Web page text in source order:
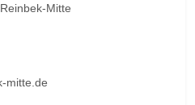
Mitte
mitte.de